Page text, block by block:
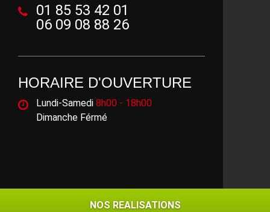
NOS REALISATIONS
NOS REALISATIONS
01 85 53 42 01
06 09 08 88 26
HORAIRE D'OUVERTURE
Lundi-Samedi 8h00 - 18h00
Dimanche Férmé
©2018 - 2026 Tout droit réservé -Mentions légales